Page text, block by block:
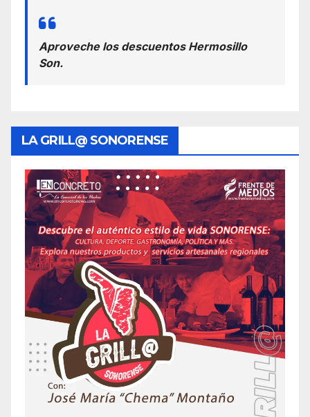
Aproveche los descuentos Hermosillo
Son.
LA GRILL@ SONORENSE